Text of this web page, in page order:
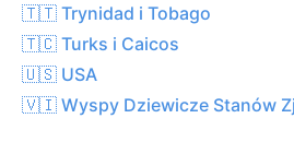
🇹🇹 Trynidad i Tobago
🇹🇨 Turks i Caicos
🇺🇸 USA
🇻🇮 Wyspy Dziewicze Stanów